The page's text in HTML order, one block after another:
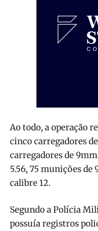
Ao todo, a operação
cinco carregadores
carregadores de
5.56, 75 munições de
calibre 12.
Segundo a Polícia
possuía registros